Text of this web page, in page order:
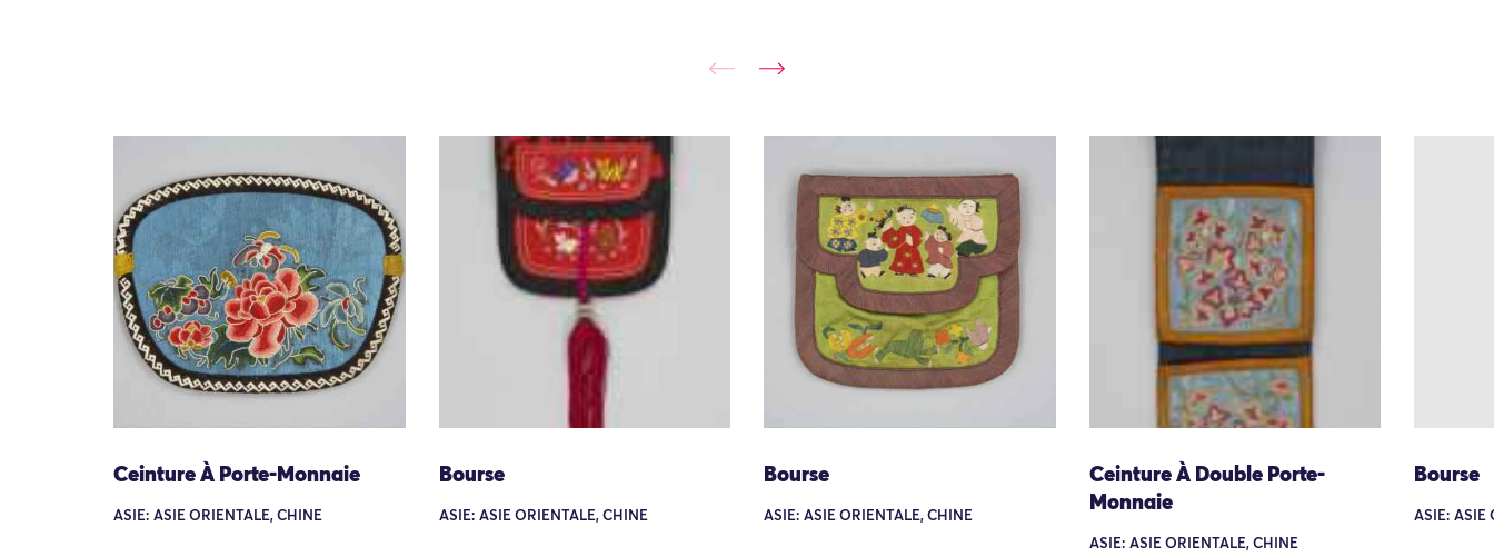
Ceinture À Porte-Monnaie
ASIE: ASIE ORIENTALE, CHINE
Bourse
ASIE: ASIE ORIENTALE, CHINE
Bourse
ASIE: ASIE ORIENTALE, CHINE
Ceinture À Double Porte-
Monnaie
ASIE: ASIE ORIENTALE, CHINE
Bourse
ASIE: ASIE